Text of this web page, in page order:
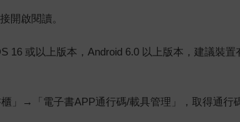
開啟閱讀。
16 或以上版本，Android 6.0 以上版本，建議裝
」→「電子書APP通行碼/載具管理」，取得通行